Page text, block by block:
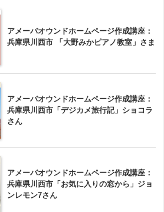
アメーバオウンドホームページ作成講座：
兵庫県川西市 「大野みかピアノ教室」さま
アメーバオウンドホームページ作成講座：
兵庫県川西市「デジカメ旅行記」ショコラ
さん
アメーバオウンドホームページ作成講座：
兵庫県川西市「お気に入りの窓から」ジョ
ンレモン7さん